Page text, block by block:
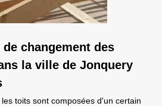
changement des
la ville de Jonquery
toits sont composées d'un certain